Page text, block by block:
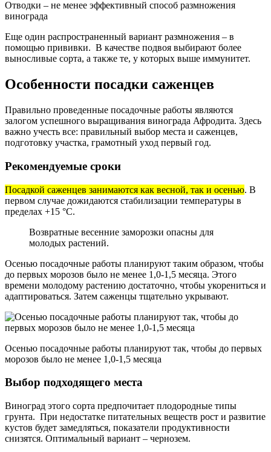
Отводки – не менее эффективный способ размножения
винограда
Еще один распространенный вариант размножения – в
помощью прививки. В качестве подвоя выбирают более
выносливые сорта, а также те, у которых выше иммунитет.
Особенности посадки саженцев
Правильно проведенные посадочные работы являются
залогом успешного выращивания винограда Афродита. Здесь
важно учесть все: правильный выбор места и саженцев,
подготовку участка, грамотный уход первый год.
Рекомендуемые сроки
Посадкой саженцев занимаются как весной, так и осенью. В
первом случае дожидаются стабилизации температуры в
пределах +15 °С.
Возвратные весенние заморозки опасны для
молодых растений.
Осенью посадочные работы планируют таким образом, чтобы
до первых морозов было не менее 1,0-1,5 месяца. Этого
времени молодому растению достаточно, чтобы укорениться и
адаптироваться. Затем саженцы тщательно укрывают.
Осенью посадочные работы планируют так, чтобы до первых
морозов было не менее 1,0-1,5 месяца
Выбор подходящего места
Виноград этого сорта предпочитает плодородные типы
грунта. При недостатке питательных веществ рост и развитие
кустов будет замедляться, показатели продуктивности
снизятся. Оптимальный вариант – чернозем.